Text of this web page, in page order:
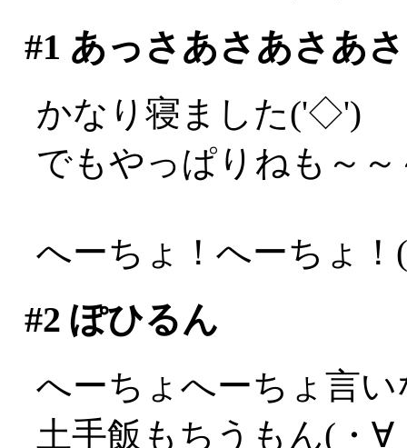
#1 あっさあさあさあ
かなり寝ました('◇')ゞ
でもやっぱりねも～
へーちょ！へーちょ！
#2 ぽひるん
へーちょへーちょ言
土手飯もちうもん(・